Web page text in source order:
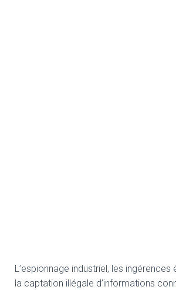
L’espionnage industriel, les
la captation illégale d’informations